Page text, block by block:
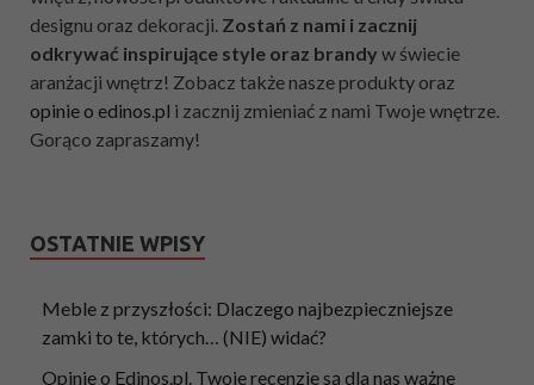
designu oraz dekoracji. Zostań z nami i zacznij
odkrywać inspirujące style oraz brandy w świecie
aranżacji wnętrz! Zobacz także nasze produkty oraz
opinie o edinos.pl i zacznij zmieniać z nami Twoje wnętrze.
Gorąco zapraszamy!
OSTATNIE WPISY
Meble z przyszłości: Dlaczego najbezpieczniejsze
zamki to te, których… (NIE) widać?
Opinie o Edinos.pl. Twoje recenzje są dla nas ważne